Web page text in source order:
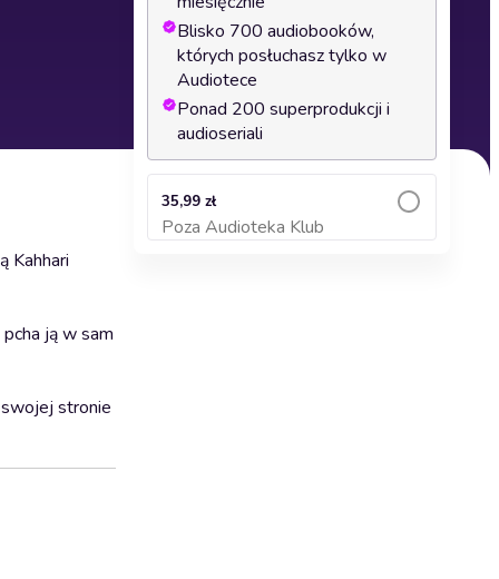
Kahhari
ją w sam
swojej stronie
Blisko 700 audiobooków,
których posłuchasz tylko w
Audiotece
Ponad 200 superprodukcji i
audioseriali
35,99 zł
Poza Audioteka Klub
Dodaj do koszyka